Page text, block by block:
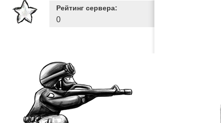
Рейтинг сервера:
0